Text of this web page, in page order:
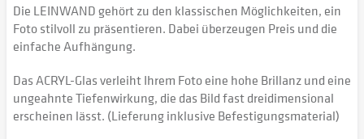
Die LEINWAND gehört zu den klassischen Möglichkeiten, ein
Foto stilvoll zu präsentieren. Dabei überzeugen Preis und die
einfache Aufhängung.
Das ACRYL-Glas verleiht Ihrem Foto eine hohe Brillanz und eine
ungeahnte Tiefenwirkung, die das Bild fast dreidimensional
erscheinen lässt. (Lieferung inklusive Befestigungsmaterial)